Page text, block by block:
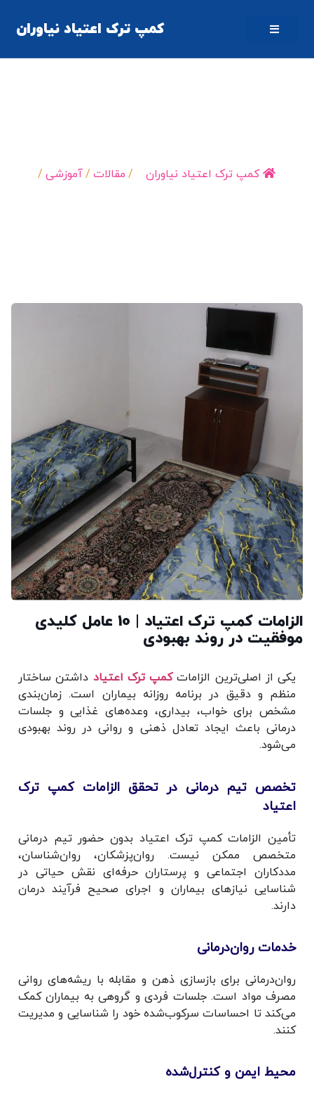
کمپ ترک اعتیاد نیاوران
کمپ ترک اعتیاد نیاوران / مقالات /آموزشی /
الزامات کمپ ترک اعتیاد | 10 عامل کلیدی
موفقیت در روند بهبودی
یکی از اصلی‌ترین الزاماتکمپ ترک اعتیاد داشتن ساختار
منظم و دقیق در برنامه روزانه بیماران است. زمان‌بندی
مشخص برای خواب، بیداری، وعده‌های غذایی و جلسات
درمانی باعث ایجاد تعادل ذهنی و روانی در روند بهبودی
می‌شود.
تخصص تیم درمانی در تحقق الزامات کمپ ترک
اعتیاد
تأمین الزامات کمپ ترک اعتیاد بدون حضور تیم درمانی
متخصص ممکن نیست. روان‌پزشکان، روان‌شناسان،
مددکاران اجتماعی و پرستاران حرفه‌ای نقش حیاتی در
شناسایی نیازهای بیماران و اجرای صحیح فرآیند درمان
دارند.
خدمات روان‌درمانی
روان‌درمانی برای بازسازی ذهن و مقابله با ریشه‌های روانی
مصرف مواد است. جلسات فردی و گروهی به بیماران کمک
می‌کند تا احساسات سرکوب‌شده خود را شناسایی و مدیریت
کنند.
محیط ایمن و کنترل‌شده